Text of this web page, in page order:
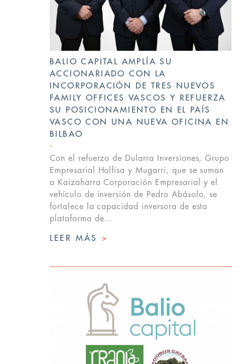
BALIO CAPITAL AMPLÍA SU
ACCIONARIADO CON LA
INCORPORACIÓN DE TRES NUEVOS
FAMILY OFFICES VASCOS Y REFUERZA
SU POSICIONAMIENTO EN EL PAÍS
VASCO CON UNA NUEVA OFICINA EN
BILBAO
Con el refuerzo de Dularra Inversiones, Grupo
Empresarial Holfisa y Mugarri, que se suman
a Kaizaharra Corporación Empresarial y el
vehículo de inversión de Pedro Abásolo, se
fortalece la capacidad inversora de esta
plataforma de...
LEER MÁS >